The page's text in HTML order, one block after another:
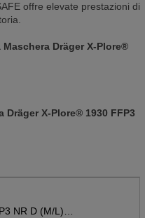
offre elevate prestazioni di
Dräger X-Plore®
X-Plore® 1930 FFP3
NR D (M/L)